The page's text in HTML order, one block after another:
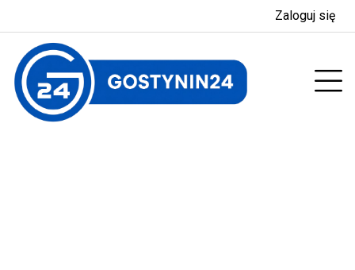
Zaloguj się